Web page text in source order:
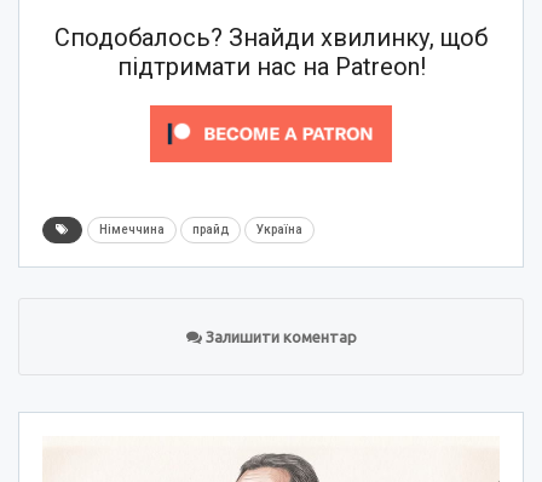
Сподобалось? Знайди хвилинку, щоб
підтримати нас на Patreon!
Німеччина прайд Україна
Залишити коментар